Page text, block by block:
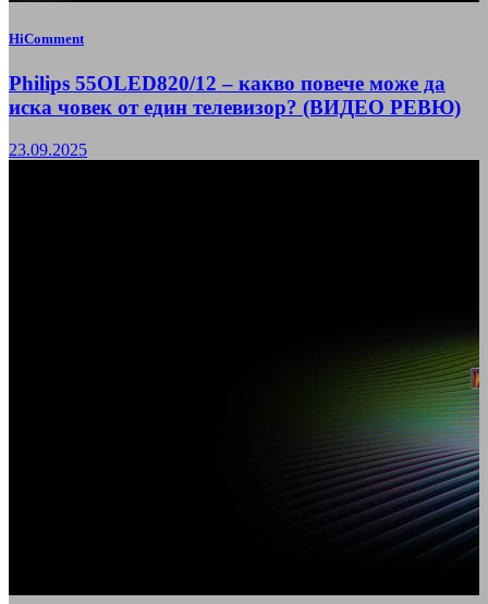
HiComment
Philips 55OLED820/12 – какво повече може да
иска човек от един телевизор? (ВИДЕО РЕВЮ)
23.09.2025